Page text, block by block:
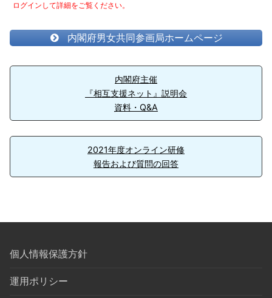
ログインして詳細をご覧ください。
内閣府男女共同参画局ホームページ
内閣府主催
『相互支援ネット』説明会
資料・Q&A
2021年度オンライン研修
報告および質問の回答
個人情報保護方針
運用ポリシー